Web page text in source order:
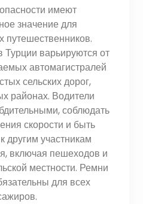
имеют
значение для
путешественников.
варьируются от
автомагистралей
сельских дорог,
районах. Водители
соблюдать
скорости и быть
другим участникам
включая пешеходов и
местности. Ремни
для всех